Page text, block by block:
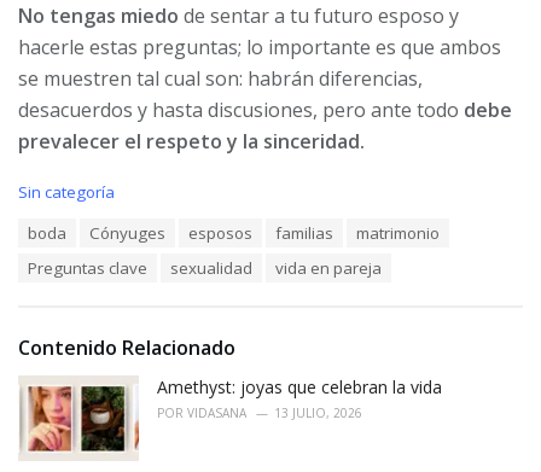
No tengas miedo de sentar a tu futuro esposo y
hacerle estas preguntas; lo importante es que ambos
se muestren tal cual son: habrán diferencias,
desacuerdos y hasta discusiones, pero ante todo debe
prevalecer el respeto y la sinceridad.
C
i
s
Sin categoría
boda Cónyuges esposos familias
matrimonio
Preguntas clave
sexualidad vida en pareja
Contenido Relacionado
Amethyst: joyas que celebran la vida
POR VIDASANA 13 JULIO, 2026